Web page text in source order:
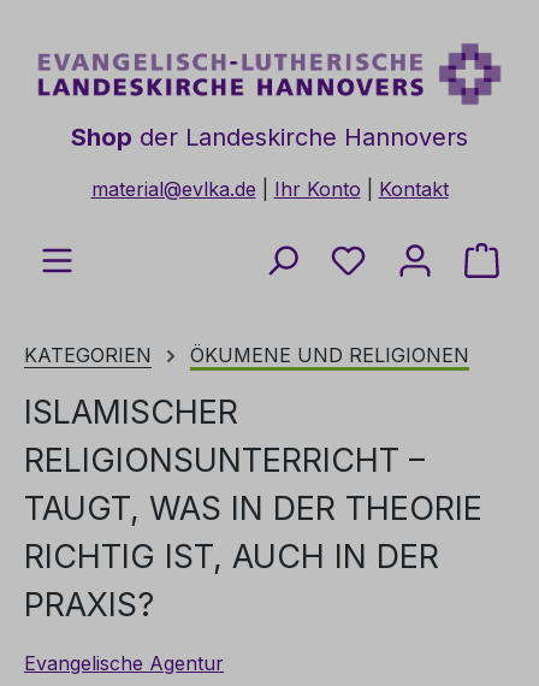
Shop der Landeskirche Hannovers
material@evlka.de Ihr Konto Kontakt
Du hast 0
KATEGORIEN ÖKUMENE UND RELIGIONEN
ISLAMISCHER
RELIGIONSUNTERRICHT –
TAUGT, WAS IN DER THEORIE
RICHTIG IST, AUCH IN DER
PRAXIS?
Evangelische Agentur